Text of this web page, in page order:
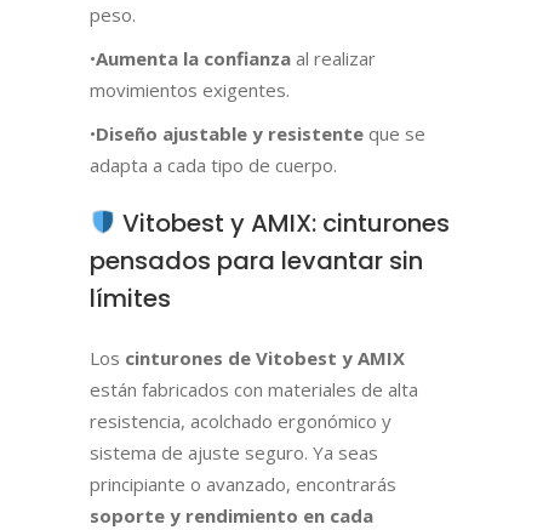
peso.
•Aumenta la confianza al realizar
movimientos exigentes.
•Diseño ajustable y resistente que se
adapta a cada tipo de cuerpo.
Vitobest y AMIX: cinturones
pensados para levantar sin
límites
Los cinturones de Vitobest y AMIX
están fabricados con materiales de alta
resistencia, acolchado ergonómico y
sistema de ajuste seguro. Ya seas
principiante o avanzado, encontrarás
soporte y rendimiento en cada